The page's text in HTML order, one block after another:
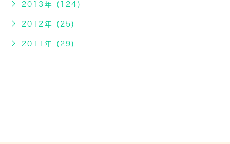
2013年 (124)
2012年 (25)
2011年 (29)